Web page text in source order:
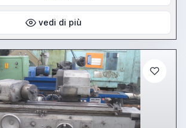
vedi di più